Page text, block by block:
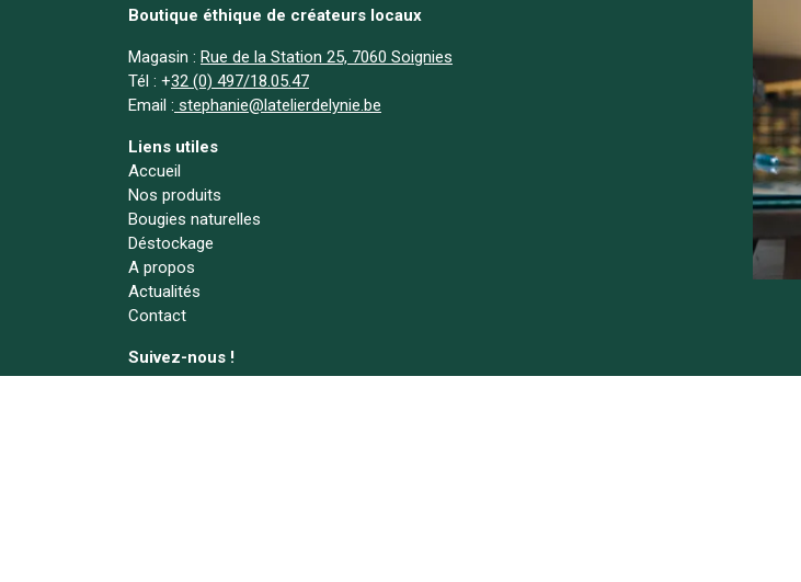
Boutique éthique de créateurs locaux
Magasin : Rue de la Station 25, 7060 Soignies
Tél : +32 (0) 497/18.05.47
Email : stephanie@latelierdelynie.be
Liens utiles
Accueil
Nos produits
Bougies naturelles
Déstockage
A propos
Actualités
Contact
Suivez-nous !